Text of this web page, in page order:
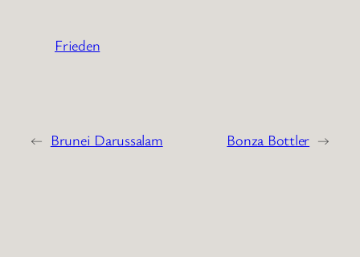
Frieden
← Brunei Darussalam Bonza Bottler →